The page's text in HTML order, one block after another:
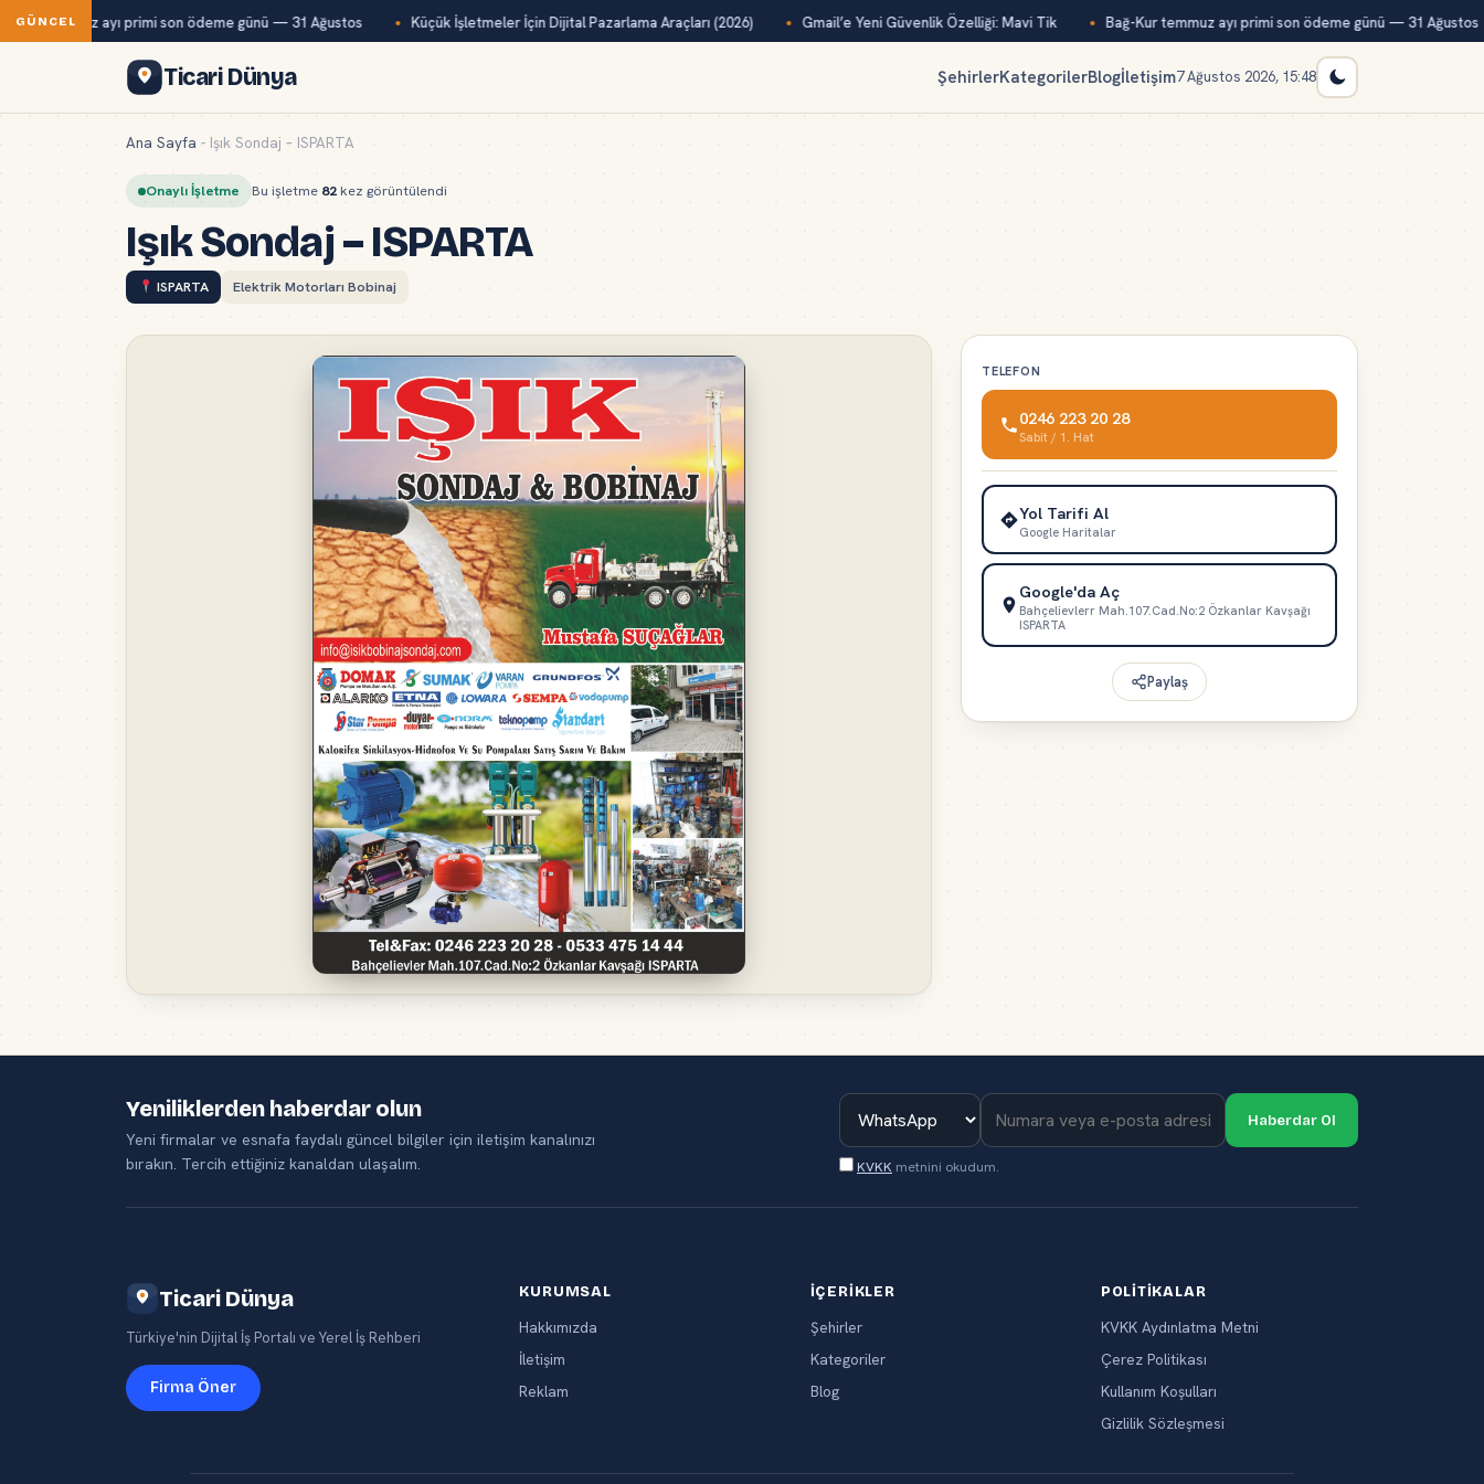
GÜNCEL
Kur temmuz ayı primi son ödeme günü — 31 Ağustos Küçük İşletmeler İçin Dijital Pazarlama Araçları (2026) Gmail’e Yeni Güvenlik Özelliği: Mavi Tik Bağ-Kur temmuz ayı primi son ödeme günü — 31 Ağustos
Ticari Dünya ŞehirlerKategorilerBlogİletişim7 Ağustos 2026, 15:48
Ana Sayfa - Işık Sondaj – ISPARTA
Onaylı İşletme Bu işletme 82 kez görüntülendi
Işık Sondaj – ISPARTA
ISPARTA Elektrik Motorları Bobinaj
TELEFON
0246 223 20 28
Sabit / 1. Hat
Yol Tarifi Al
Google Haritalar
Google'da Aç
Bahçelievlerr Mah.107.Cad.No:2 Özkanlar Kavşağı
ISPARTA
Paylaş
Yeniliklerden haberdar olun
Yeni firmalar ve esnafa faydalı güncel bilgiler için iletişim kanalınızı
bırakın. Tercih ettiğiniz kanaldan ulaşalım.
Haberdar Ol
KVKK metnini okudum.
Ticari Dünya
Türkiye'nin Dijital İş Portalı ve Yerel İş Rehberi
Firma Öner
KURUMSAL
Hakkımızda
İletişim
Reklam
İÇERIKLER
Şehirler
Kategoriler
Blog
POLITIKALAR
KVKK Aydınlatma Metni
Çerez Politikası
Kullanım Koşulları
Gizlilik Sözleşmesi